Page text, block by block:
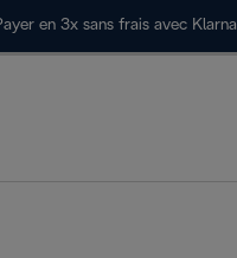
en 3x sans frais avec Klarna